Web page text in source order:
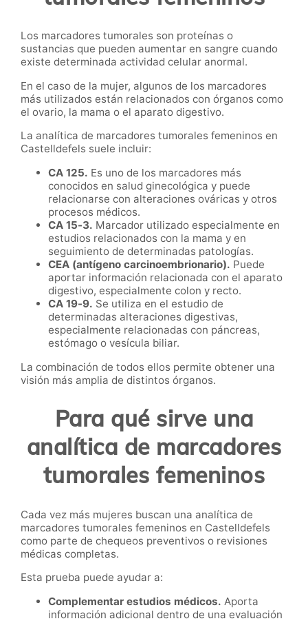
Los marcadores tumorales son proteínas o
sustancias que pueden aumentar en sangre cuando
existe determinada actividad celular anormal.
En el caso de la mujer, algunos de los marcadores
más utilizados están relacionados con órganos como
el ovario, la mama o el aparato digestivo.
La analítica de marcadores tumorales femeninos en
Castelldefels suele incluir:
CA 125. Es uno de los marcadores más
conocidos en salud ginecológica y puede
relacionarse con alteraciones ováricas y otros
procesos médicos.
CA 15-3. Marcador utilizado especialmente en
estudios relacionados con la mama y en
seguimiento de determinadas patologías.
CEA (antígeno carcinoembrionario). Puede
aportar información relacionada con el aparato
digestivo, especialmente colon y recto.
CA 19-9. Se utiliza en el estudio de
determinadas alteraciones digestivas,
especialmente relacionadas con páncreas,
estómago o vesícula biliar.
La combinación de todos ellos permite obtener una
visión más amplia de distintos órganos.
Para qué sirve una
analítica de marcadores
tumorales femeninos
Cada vez más mujeres buscan una analítica de
marcadores tumorales femeninos en Castelldefels
como parte de chequeos preventivos o revisiones
médicas completas.
Esta prueba puede ayudar a:
Complementar estudios médicos. Aporta
información adicional dentro de una evaluación